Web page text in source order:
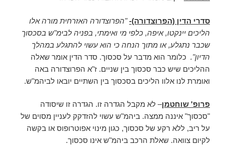
סדרי הדין (הפרוצדורה)- "הפרוצדורה האזרחית מורה אלו
הליכים יינקטו, איפה, כלפי מי ואימתי, בפניה לבימ"ש בסכסוך
שכבר נתגלע, או מתוך הנחה כי הוא עשוי להתגלע במהלך
הדיון". כלומר הוא מדבר על סכסוך. סדר הדין אומר שאלה
ההליכים שיש כבר סכסוך בין שניים. ז"א הפרוצדורה באה
ואומרת לנו אלוו הליכים בסכסוך בין השתיים יובאו לביהמ"ש.
פרופ' שוחטמן– לא מקבל הגדרה זו. הגדרה זו שיסודה
"סכסוך" איננה ממצה. ביהמ"ש עשוי להזדקק לעניין מסוים של
על ריב, ללא רקע של סכסוך, כגון מינוי אפוטרופוס או בקשה
לקיום צוואה. שאלת הרכב ביהמ"ש אינו סכסוך.